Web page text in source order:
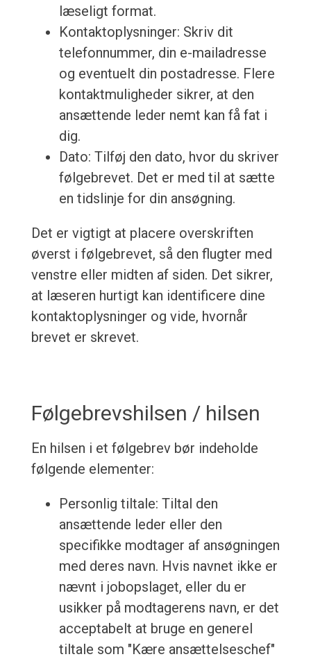
læseligt format.
Kontaktoplysninger: Skriv dit
telefonnummer, din e-mailadresse
og eventuelt din postadresse. Flere
kontaktmuligheder sikrer, at den
ansættende leder nemt kan få fat i
dig.
Dato: Tilføj den dato, hvor du skriver
følgebrevet. Det er med til at sætte
en tidslinje for din ansøgning.
Det er vigtigt at placere overskriften
øverst i følgebrevet, så den flugter med
venstre eller midten af siden. Det sikrer,
at læseren hurtigt kan identificere dine
kontaktoplysninger og vide, hvornår
brevet er skrevet.
Følgebrevshilsen / hilsen
En hilsen i et følgebrev bør indeholde
følgende elementer:
Personlig tiltale: Tiltal den
ansættende leder eller den
specifikke modtager af ansøgningen
med deres navn. Hvis navnet ikke er
nævnt i jobopslaget, eller du er
usikker på modtagerens navn, er det
acceptabelt at bruge en generel
tiltale som "Kære ansættelseschef"